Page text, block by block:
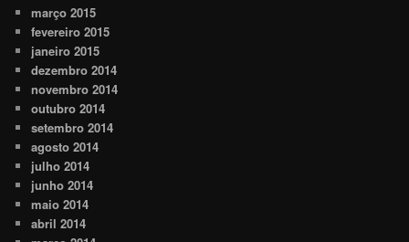
março 2015
fevereiro 2015
janeiro 2015
dezembro 2014
novembro 2014
outubro 2014
setembro 2014
agosto 2014
julho 2014
junho 2014
maio 2014
abril 2014